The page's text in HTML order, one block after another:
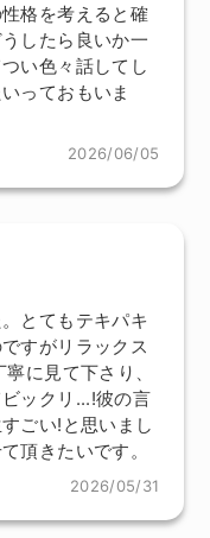
格を考えると確
したら良いか一
い色々話してし
っておもいま
2026/06/05
とてもテキパキ
すがリラックス
に見て下さり、
ックリ...!彼の言
ごい!と思いまし
頂きたいです。
2026/05/31